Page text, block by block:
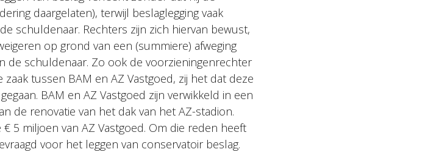
daargelaten), terwijl beslaglegging vaak
schuldenaar. Rechters zijn zich hiervan bewust,
op grond van een (summiere) afweging
de schuldenaar. Zo ook de voorzieningenrechter
tussen BAM en AZ Vastgoed, zij het dat deze
BAM en AZ Vastgoed zijn verwikkeld in een
de renovatie van het dak van het AZ-stadion.
5 miljoen van AZ Vastgoed. Om die reden heeft
voor het leggen van conservatoir beslag.